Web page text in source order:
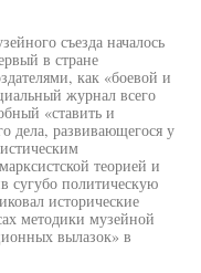
съезда началось
в стране
как «боевой и
журнал всего
«ставить и
дела, развивающегося у
теорией и
сугубо политическую
исторические
методики музейной
вылазок» в